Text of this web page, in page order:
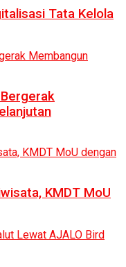
Tata Kelola
KMDT MoU